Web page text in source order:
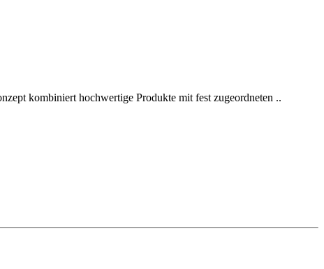
kombiniert hochwertige Produkte mit fest zugeordneten ..